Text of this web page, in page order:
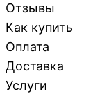
Отзывы
Как купить
Оплата
Доставка
Услуги